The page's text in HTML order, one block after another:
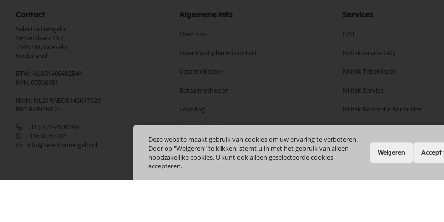
Contact
Selectra Hengelo
Verzetslaan 13-7
7548 EM, Boekelo
Nederland
BTW: NL001406482B41
KVK: 60566981
IBAN: NL21RABO0145617629
BIC: RABONL2U
+31 (0)74-2500199
+31630757204
info@selectrahengelo.nl
Algemene Info
Over ons
Openingstijden en contact
Verzendkosten
Betaalmethoden
Levering
Privacy Policy
Ruilen en Retourneren
Algemene Voorwaarden
Services
B2B
Nilfiskservice FAQ
Nilfisk Tekeningen
Nilfisk Service
Nilfisk Reparatie Formulier
Deze website maakt gebruik van cookies om uw ervaring te verbeteren.
Door op "Weigeren" te klikken, stemt u in met het gebruik van alleen
noodzakelijke cookies. U kunt ook alleen geselecteerde cookies
accepteren.
Weigeren Accept